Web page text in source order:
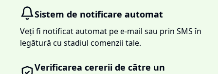
Sistem de notificare automat
Veți fi notificat automat pe e-mail sau prin SMS în
legătură cu stadiul comenzii tale.
Verificarea cererii de către un